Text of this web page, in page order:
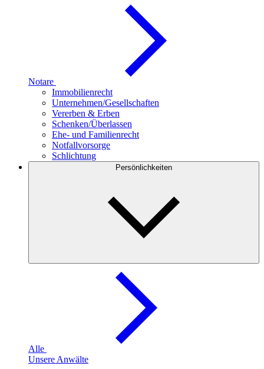
Notare
Immobilienrecht
Unternehmen/Gesellschaften
Vererben & Erben
Schenken/Überlassen
Ehe- und Familienrecht
Notfallvorsorge
Schlichtung
Persönlichkeiten
Alle
Unsere Anwälte